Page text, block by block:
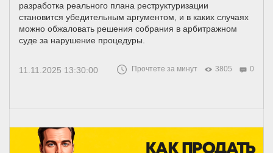
разработка реального плана реструктуризации
становится убедительным аргументом, и в каких случаях
можно обжаловать решения собрания в арбитражном
суде за нарушение процедуры.
11.11.2025 13:30:00 Прочтете за минут 3805 0